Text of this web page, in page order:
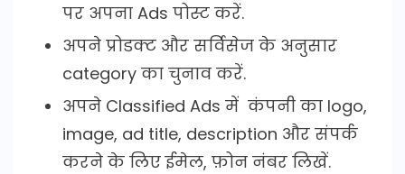
पर अपना Ads पोस्ट करें.
अपने प्रोडक्ट और सर्विसेज के अनुसार
category का चुनाव करें.
अपने Classified Ads में कंपनी का logo,
image, ad title, description और संपर्क
करने के लिए ईमेल, फ़ोन नंबर लिखें.